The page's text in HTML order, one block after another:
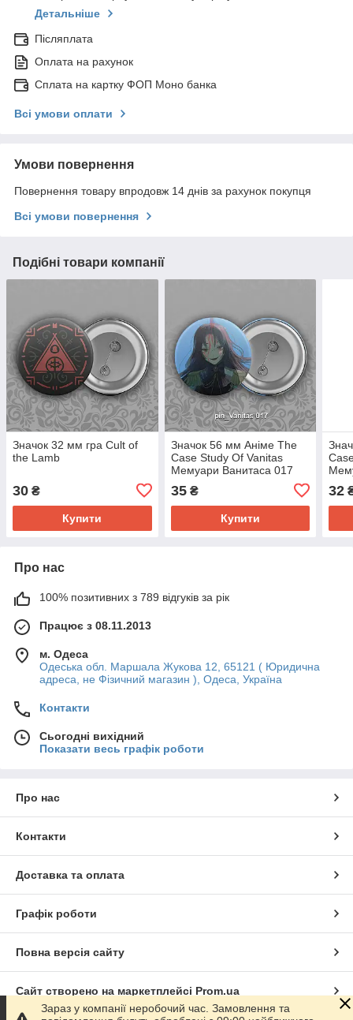
Детальніше
Післяплата
Оплата на рахунок
Сплата на картку ФОП Моно банка
Всі умови оплати
Умови повернення
Повернення товару впродовж 14 днів за рахунок покупця
Всі умови повернення
Подібні товари компанії
Значок 32 мм гра Cult of
the Lamb
30 ₴
Купити
Значок 56 мм Аніме The
Case Study Of Vanitas
Мемуари Ванитаса 017
35₴
Купити
32
Про нас
100% позитивних з 789 відгуків за рік
Працює з 08.11.2013
м. Одеса
Одеська обл. Маршала Жукова 12, 65121 ( Юридична
адреса, не Фізичний магазин ), Одеса, Україна
Контакти
Сьогодні вихідний
Показати весь графік роботи
Про нас
Контакти
Доставка та оплата
Графік роботи
Повна версія сайту
Сайт створено на маркетплейсі Prom.ua
Зараз у компанії неробочий час. Замовлення та